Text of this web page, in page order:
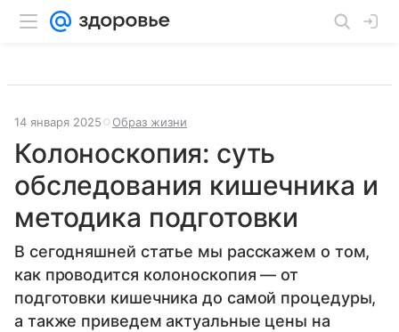
14 января 2025 Образ жизни
Колоноскопия: суть
обследования кишечника и
методика подготовки
В сегодняшней статье мы расскажем о том,
как проводится колоноскопия — от
подготовки кишечника до самой процедуры,
а также приведем актуальные цены на